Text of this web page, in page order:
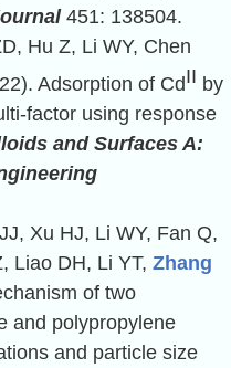
451: 138504.
Hu Z, Li WY, Chen
Adsorption of CdII by
factor using response
and Surfaces A:
Xu HJ, Li WY, Fan Q,
Liao DH, Li YT, Zhang
of two
and polypropylene
and particle size